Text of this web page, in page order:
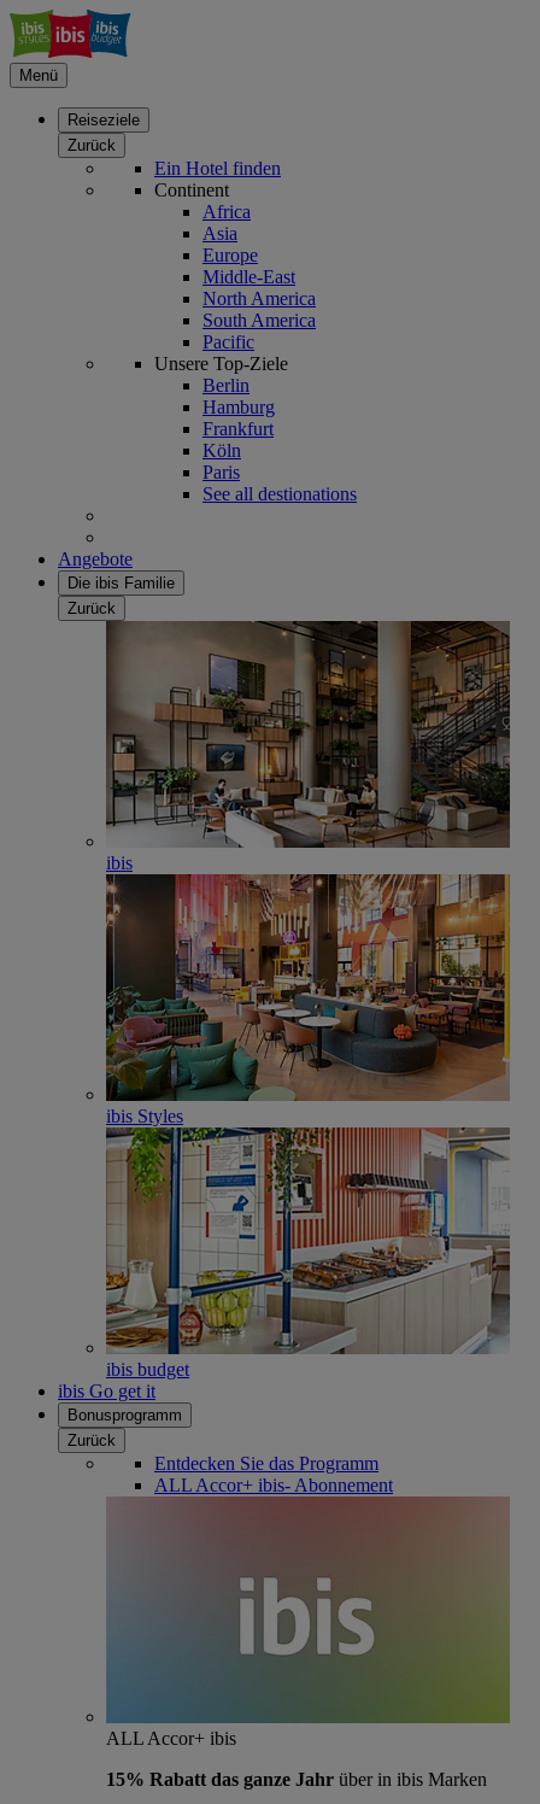
Menü
Reiseziele
Zurück
Ein Hotel finden
Continent
Africa
Asia
Europe
Middle-East
North America
South America
Pacific
Unsere Top-Ziele
Berlin
Hamburg
Frankfurt
Köln
Paris
See all destionations
Angebote
Die ibis Familie
Zurück
ibis
ibis Styles
ibis budget
ibis Go get it
Bonusprogramm
Zurück
Entdecken Sie das Programm
ALL Accor+ ibis- Abonnement
ALL Accor+ ibis
15% Rabatt das ganze Jahr über in ibis Marken